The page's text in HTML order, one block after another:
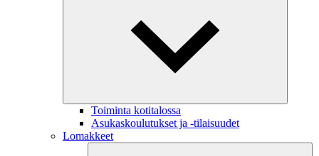
Toiminta kotitalossa
Asukaskoulutukset ja -tilaisuudet
Lomakkeet